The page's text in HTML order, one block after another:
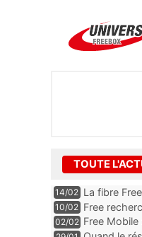
TOUTE
14/02 La fibre
10/02 Free
Loire
02/02 Free Mobile